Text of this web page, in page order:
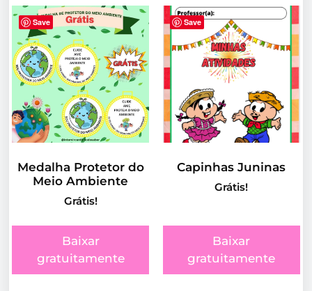
Save
Medalha Protetor do
Meio Ambiente
Grátis!
Baixar
gratuitamente
Save
Capinhas Juninas
Grátis!
Baixar
gratuitamente